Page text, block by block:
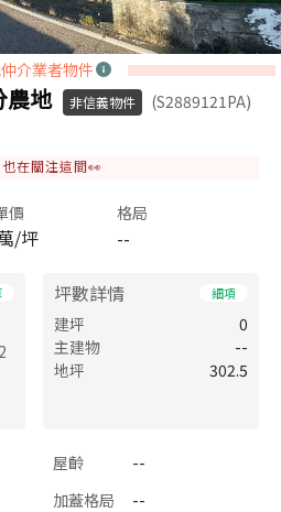
介業者物件
農地 非信義物件
(S2889121PA)
也在關注這間👀
價
/坪
格局
--
2
坪數詳情 細項
建坪
0
主建物
--
地坪
302.5
屋齡
--
加蓋格局
--